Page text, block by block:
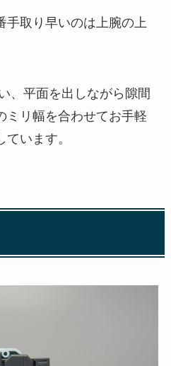
取り早いのは上腕の上
平面を出しながら隙間
ミリ幅を合わせてお手軽
います。